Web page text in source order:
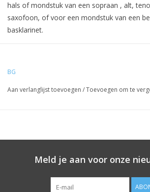
hals of mondstuk van een sopraan , alt,
saxofoon, of voor een mondstuk van een
basklarinet.
BG
Aan verlanglijst toevoegen /Toevoegen om te
Meld je aan voor onze